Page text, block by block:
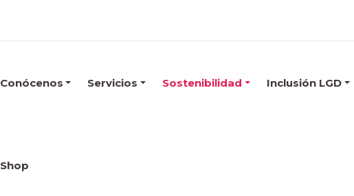
Conócenos Servicios Sostenibilidad Inclusión LGD
Shop